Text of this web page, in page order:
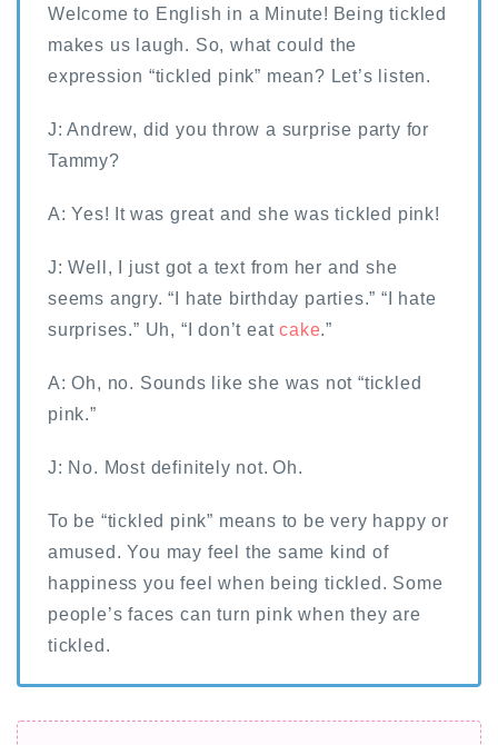
Welcome to English in a Minute! Being tickled
makes us laugh. So, what could the
expression “tickled pink” mean? Let’s listen.
J: Andrew, did you throw a surprise party for
Tammy?
A: Yes! It was great and she was tickled pink!
J: Well, I just got a text from her and she
seems angry. “I hate birthday parties.” “I hate
surprises.” Uh, “I don’t eatcake.”
A: Oh, no. Sounds like she was not “tickled
pink.”
J: No. Most definitely not. Oh.
To be “tickled pink” means to be very happy or
amused. You may feel the same kind of
happiness you feel when being tickled. Some
people’s faces can turn pink when they are
tickled.